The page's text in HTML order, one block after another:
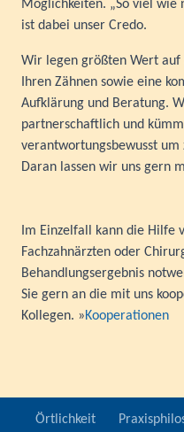
Möglichkeiten. „So viel wie
ist dabei unser Credo.
Wir legen größten Wert auf
Ihren Zähnen sowie eine
Aufklärung und Beratung.
partnerschaftlich und
verantwortungsbewusst um
Daran lassen wir uns gern
Im Einzelfall kann die Hilfe
Fachzahnärzten oder
Behandlungsergebnis
Sie gern an die mit uns
Kollegen. »Kooperationen
Örtlichkeit